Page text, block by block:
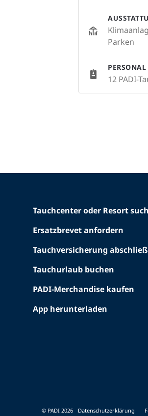
Parken
PERSONAL
12 PADI-
Tauchcenter oder Resort
Ersatzbrevet anfordern
Tauchversicherung
Tauchurlaub buchen
PADI-Merchandise kaufen
App herunterladen
© PADI 2026 Datenschutzerklärung